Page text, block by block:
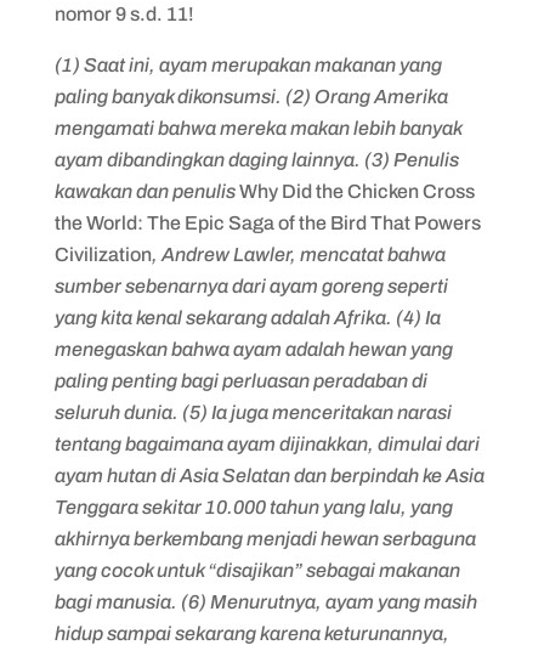
nomor 9 s.d. 11!
(1) Saat ini, ayam merupakan makanan yang
paling banyak dikonsumsi. (2) Orang Amerika
mengamati bahwa mereka makan lebih banyak
ayam dibandingkan daging lainnya. (3) Penulis
kawakan dan penulisWhy Did the Chicken Cross
the World: The Epic Saga of the Bird That Powers
Civilization, Andrew Lawler, mencatat bahwa
sumber sebenarnya dari ayam goreng seperti
yang kita kenal sekarang adalah Afrika. (4) Ia
menegaskan bahwa ayam adalah hewan yang
paling penting bagi perluasan peradaban di
seluruh dunia. (5) Ia juga menceritakan narasi
tentang bagaimana ayam dijinakkan, dimulai dari
ayam hutan di Asia Selatan dan berpindah ke Asia
Tenggara sekitar 10.000 tahun yang lalu, yang
akhirnya berkembang menjadi hewan serbaguna
yang cocok untuk “disajikan” sebagai makanan
bagi manusia. (6) Menurutnya, ayam yang masih
hidup sampai sekarang karena keturunannya,